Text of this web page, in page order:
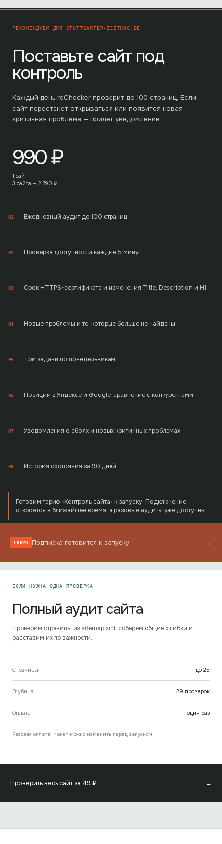
РЕКОМЕНДУЕМ ДЛЯ STUTTGARTER-ZEITUNG.DE
Поставьте сайт под
контроль
Каждый день reChecker проверит до 100 страниц. Если
сайт перестанет открываться или появится новая
критичная проблема — придёт уведомление.
990₽
1 сайт
3 сайта — 2 790 ₽
01 Ежедневный аудит до 100 страниц
02 Проверка доступности каждые 5 минут
03 Срок HTTPS-сертификата и изменения Title, Description и H1
04 Новые проблемы и те, которые больше не найдены
05 Три задачи по понедельникам
06 Позиции в Яндексе и Google, сравнение с конкурентами
07 Уведомления о сбоях и новых критичных проблемах
08 История состояния за 90 дней
Готовим тариф «Контроль сайта» к запуску. Подключение
откроется в ближайшее время, а разовые аудиты уже доступны.
СКОРО Подписка готовится к запуску →
ЕСЛИ НУЖНА ОДНА ПРОВЕРКА
Полный аудит сайта
Проверим страницы из sitemap.xml, соберём общие ошибки и
расставим их по важности.
Страницы до 25
Глубина 29 проверок
Оплата один раз
Разовая оплата · пакет можно изменить перед запуском
Проверить весь сайт за 49 ₽ →